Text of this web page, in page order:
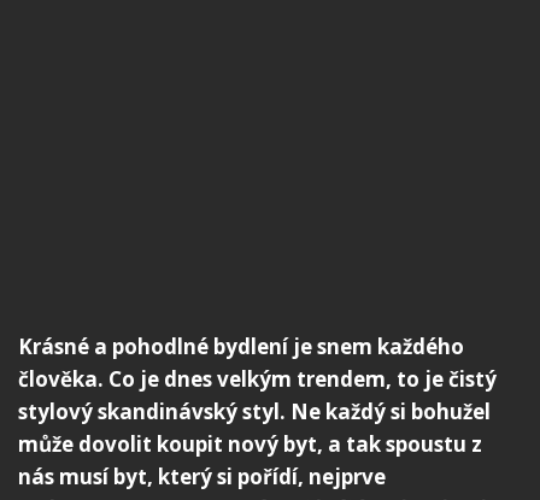
Krásné a pohodlné bydlení je snem každého
člověka. Co je dnes velkým trendem, to je čistý
stylový skandinávský styl. Ne každý si bohužel
může dovolit koupit nový byt, a tak spoustu z
nás musí byt, který si pořídí, nejprve